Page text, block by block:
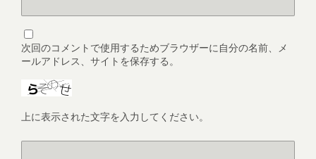
次回のコメントで使用するためブラウザーに自分の名前、メ
ールアドレス、サイトを保存する。
上に表示された文字を入力してください。